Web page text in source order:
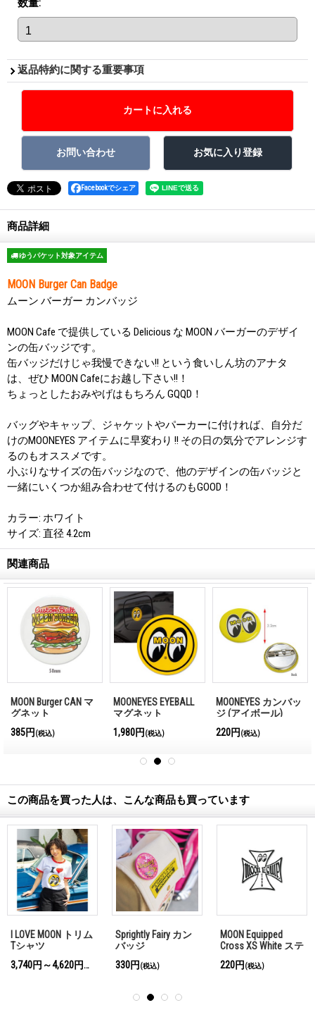
数量:
返品特約に関する重要事項
Facebookでシェア
商品詳細
ゆうパケット対象アイテム
MOON Burger Can Badge
ムーン バーガー カンバッジ
MOON Cafe で提供している Delicious な MOON バーガーのデザイ
ンの缶バッジです。
缶バッジだけじゃ我慢できない!! という食いしん坊のアナタ
は、ぜひ MOON Cafeにお越し下さい!!！
ちょっとしたおみやげはもちろん GQQD！
バッグやキャップ、ジャケットやパーカーに付ければ、自分だ
けのMOONEYES アイテムに早変わり !! その日の気分でアレンジす
るのもオススメです。
小ぶりなサイズの缶バッジなので、他のデザインの缶バッジと
一緒にいくつか組み合わせて付けるのもGOOD！
カラー: ホワイト
サイズ: 直径 4.2cm
関連商品
MOON Burger CAN マ
グネット
385円 (税込)
MOONEYES EYEBALL
マグネット
1,980円 (税込)
MOONEYES カンバッ
ジ (アイボール)
220円 (税込)
この商品を買った人は、こんな商品も買っています
I LOVE MOON トリム
Tシャツ
3,740円～4,620円
(税込)
Sprightly Fairy カン
バッジ
330円 (税込)
MOON Equipped
Cross XS White ステ
220円 (税込)